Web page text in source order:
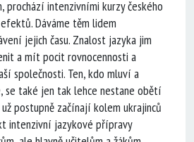
prochází intenzivními kurzy českého
Dáváme těm lidem
jejich času. Znalost jazyka jim
a mít pocit rovnocennosti a
společnosti. Ten, kdo mluví a
se také jen tak lehce nestane obětí
postupně začínají kolem ukrajinců
intenzivní jazykové přípravy